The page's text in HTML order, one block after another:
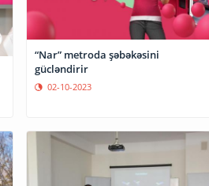
“Nar” metroda şəbəkəsini
gücləndirir
02-10-2023